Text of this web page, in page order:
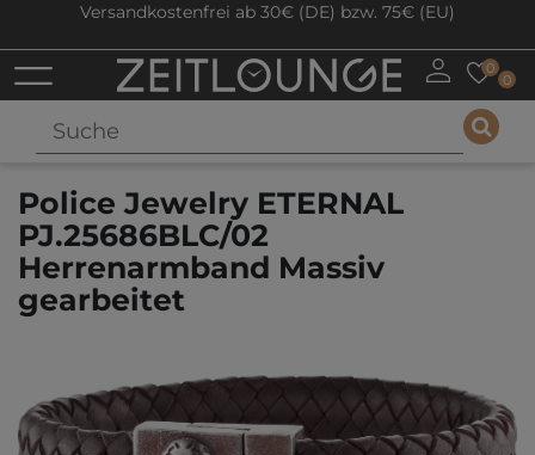
Versandkostenfrei ab 30€ (DE) bzw. 75€ (EU)
0
0
Police Jewelry ETERNAL
PJ.25686BLC/02
Herrenarmband Massiv
gearbeitet